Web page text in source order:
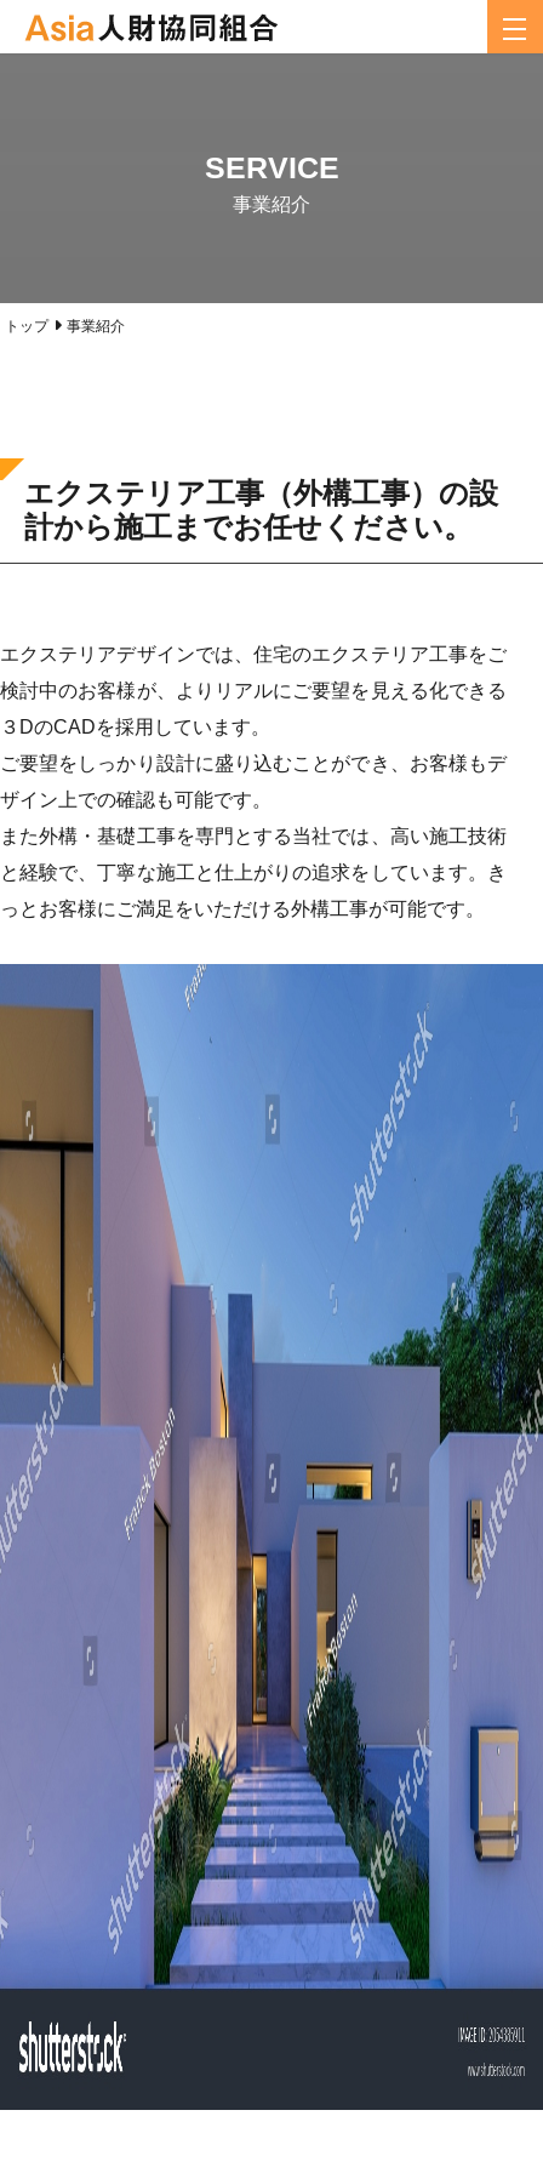
SERVICE
事業紹介
トップ 事業紹介
エクステリア工事（外構工事）の設
計から施工までお任せください。
エクステリアデザインでは、住宅のエクステリア工事をご
検討中のお客様が、よりリアルにご要望を見える化できる
３DのCADを採用しています。
ご要望をしっかり設計に盛り込むことができ、お客様もデ
ザイン上での確認も可能です。
また外構・基礎工事を専門とする当社では、高い施工技術
と経験で、丁寧な施工と仕上がりの追求をしています。き
っとお客様にご満足をいただける外構工事が可能です。